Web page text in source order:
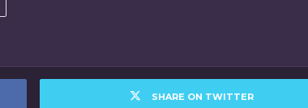
SHARE ON TWITTER